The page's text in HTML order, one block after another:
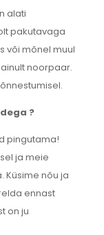
alati
pakutavaga
või mõnel muul
noorpaar.
?
pingutama!
ja meie
Küsime nõu ja
ennast
on ju